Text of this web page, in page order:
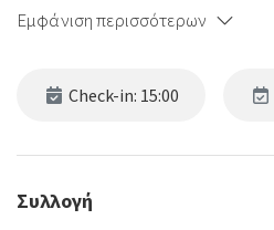
Εμφάνιση περισσότερων
Check-in: 15:00
Συλλογή